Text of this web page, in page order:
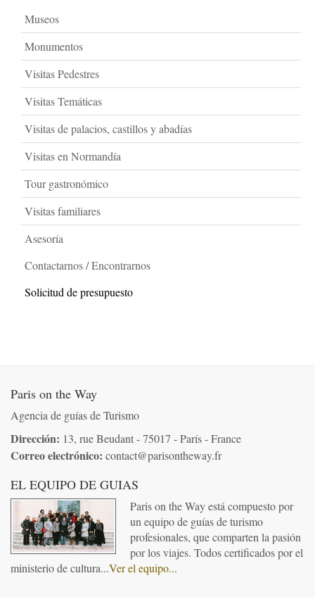
Museos
Monumentos
Visitas Pedestres
Visitas Temáticas
Visitas de palacios, castillos y abadías
Visitas en Normandía
Tour gastronómico
Visitas familiares
Asesoría
Contactarnos / Encontrarnos
Solicitud de presupuesto
Paris on the Way
Agencia de guías de Turismo
Dirección: 13, rue Beudant - 75017 - París - France
Correo electrónico: contact@parisontheway.fr
EL EQUIPO DE GUIAS
Paris on the Way está compuesto por
un equipo de guías de turismo
profesionales, que comparten la pasión
por los viajes. Todos certificados por el
ministerio de cultura...Ver el equipo...